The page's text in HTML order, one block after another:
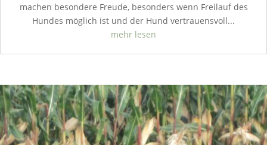
machen besondere Freude, besonders wenn Freilauf des
Hundes möglich ist und der Hund vertrauensvoll...
mehr lesen